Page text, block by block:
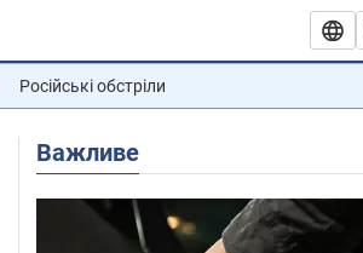
Російські обстріли
Важливе